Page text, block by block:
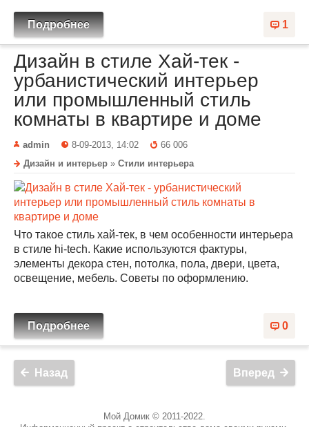
1
Подробнее
Дизайн в стиле Хай-тек -
урбанистический интерьер
или промышленный стиль
комнаты в квартире и доме
admin 8-09-2013, 14:02
66 006
Дизайн и интерьер » Стили интерьера
Что такое стиль хай-тек, в чем особенности интерьера
в стиле hi-tech. Какие используются фактуры,
элементы декора стен, потолка, пола, двери, цвета,
освещение, мебель. Советы по оформлению.
0
Подробнее
Вперед
Назад
Мой Домик © 2011-2022.